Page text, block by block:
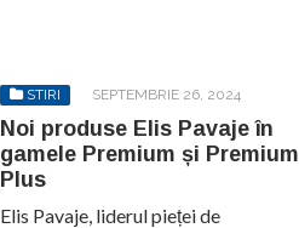
STIRI SEPTEMBRIE 26, 2024
Noi produse Elis Pavaje în
gamele Premium și Premium
Plus
Elis Pavaje, liderul pieței de